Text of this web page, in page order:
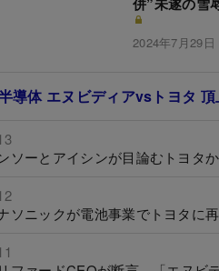
2024年7月29日
導体 エヌビディアvsトヨタ
ソーとアイシンが目論むトヨタ
ソニックが電池事業でトヨタに